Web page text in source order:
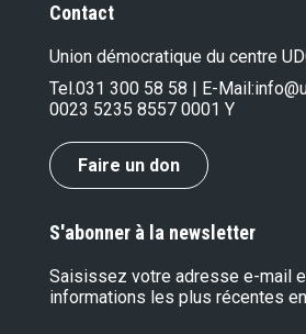
Contact
Union démocratique du centre
Tel.031 300 58 58 | E-Mail:
0023 5235 8557 0001 Y
Faire un don
S'abonner à la newsletter
Saisissez votre adresse e-mail
informations les plus récentes